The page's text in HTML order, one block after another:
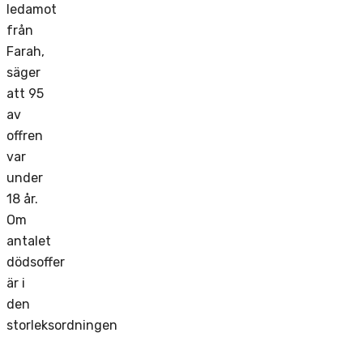
ledamot
från
Farah,
säger
att 95
av
offren
var
under
18 år.
Om
antalet
dödsoffer
är i
den
storleksordningen